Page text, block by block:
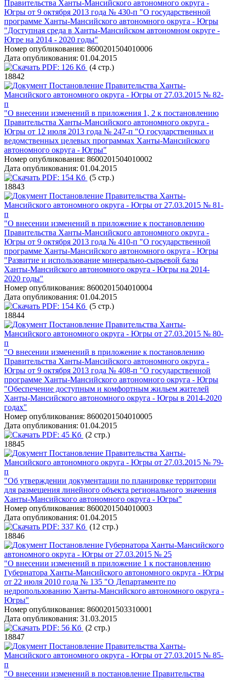
Правительства Ханты-Мансийского автономного округа -
Югры от 9 октября 2013 года № 430-п "О государственной
программе Ханты-Мансийского автономного округа - Югры
"Доступная среда в Ханты-Мансийском автономном округе -
Югре на 2014 - 2020 годы"
Номер опубликования: 8600201504010006
Дата опубликования: 01.04.2015
PDF: 126 Кб (4 стр.)
18842
Постановление Правительства Ханты-
Мансийского автономного округа - Югры от 27.03.2015 № 82-
п
"О внесении изменений в приложения 1, 2 к постановлению
Правительства Ханты-Мансийского автономного округа -
Югры от 12 июля 2013 года № 247-п "О государственных и
ведомственных целевых программах Ханты-Мансийского
автономного округа - Югры"
Номер опубликования: 8600201504010002
Дата опубликования: 01.04.2015
PDF: 154 Кб (5 стр.)
18843
Постановление Правительства Ханты-
Мансийского автономного округа - Югры от 27.03.2015 № 81-
п
"О внесении изменений в приложение к постановлению
Правительства Ханты-Мансийского автономного округа -
Югры от 9 октября 2013 года № 410-п "О государственной
программе Ханты-Мансийского автономного округа - Югры
"Развитие и использование минерально-сырьевой базы
Ханты-Мансийского автономного округа - Югры на 2014-
2020 годы"
Номер опубликования: 8600201504010004
Дата опубликования: 01.04.2015
PDF: 154 Кб (5 стр.)
18844
Постановление Правительства Ханты-
Мансийского автономного округа - Югры от 27.03.2015 № 80-
п
"О внесении изменений в приложение к постановлению
Правительства Ханты-Мансийского автономного округа -
Югры от 9 октября 2013 года № 408-п "О государственной
программе Ханты-Мансийского автономного округа - Югры
"Обеспечение доступным и комфортным жильем жителей
Ханты-Мансийского автономного округа - Югры в 2014-2020
годах"
Номер опубликования: 8600201504010005
Дата опубликования: 01.04.2015
PDF: 45 Кб (2 стр.)
18845
Постановление Правительства Ханты-
Мансийского автономного округа - Югры от 27.03.2015 № 79-
п
"Об утверждении документации по планировке территории
для размещения линейного объекта регионального значения
Ханты-Мансийского автономного округа - Югры"
Номер опубликования: 8600201504010003
Дата опубликования: 01.04.2015
PDF: 337 Кб (12 стр.)
18846
Постановление Губернатора Ханты-Мансийского
автономного округа - Югры от 27.03.2015 № 25
"О внесении изменений в приложение 1 к постановлению
Губернатора Ханты-Мансийского автономного округа - Югры
от 22 июля 2010 года № 135 "О Департаменте по
недропользованию Ханты-Мансийского автономного округа -
Югры"
Номер опубликования: 8600201503310001
Дата опубликования: 31.03.2015
PDF: 56 Кб (2 стр.)
18847
Постановление Правительства Ханты-
Мансийского автономного округа - Югры от 27.03.2015 № 85-
п
"О внесении изменений в постановление Правительства